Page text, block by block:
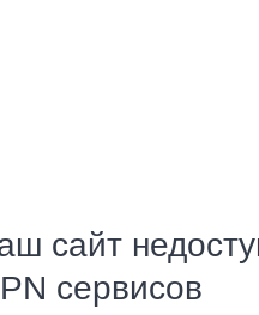
сайт
сервисов